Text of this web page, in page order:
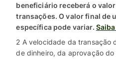
beneficiário receberá o
transações. O valor final de
específica pode variar.
2 A velocidade da transação
de dinheiro, da aprovação